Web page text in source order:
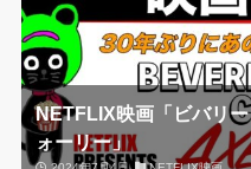
NETFLIX映画「ビバリ
ォーリー」